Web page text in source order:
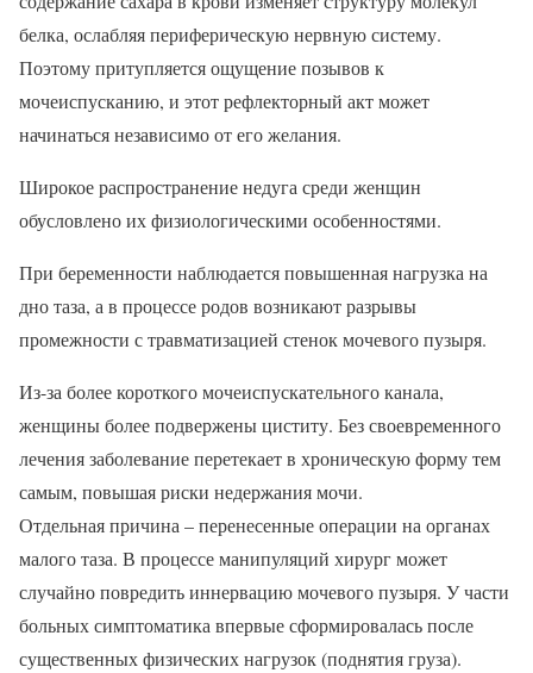
белка, ослабляя периферическую нервную систему.
Поэтому притупляется ощущение позывов к
мочеиспусканию, и этот рефлекторный акт может
начинаться независимо от его желания.
Широкое распространение недуга среди женщин
обусловлено их физиологическими особенностями.
При беременности наблюдается повышенная нагрузка на
дно таза, а в процессе родов возникают разрывы
промежности с травматизацией стенок мочевого пузыря.
Из-за более короткого мочеиспускательного канала,
женщины более подвержены циститу. Без своевременного
лечения заболевание перетекает в хроническую форму тем
самым, повышая риски недержания мочи.
Отдельная причина – перенесенные операции на органах
малого таза. В процессе манипуляций хирург может
случайно повредить иннервацию мочевого пузыря. У части
больных симптоматика впервые сформировалась после
существенных физических нагрузок (поднятия груза).